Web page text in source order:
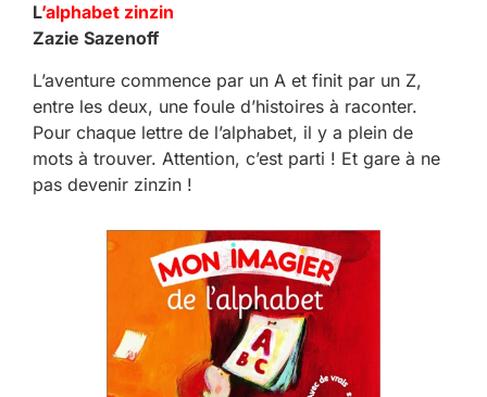
L’alphabet zinzin
Zazie Sazenoff
L’aventure commence par un A et finit par un Z,
entre les deux, une foule d’histoires à raconter.
Pour chaque lettre de l’alphabet, il y a plein de
mots à trouver. Attention, c’est parti ! Et gare à ne
pas devenir zinzin !